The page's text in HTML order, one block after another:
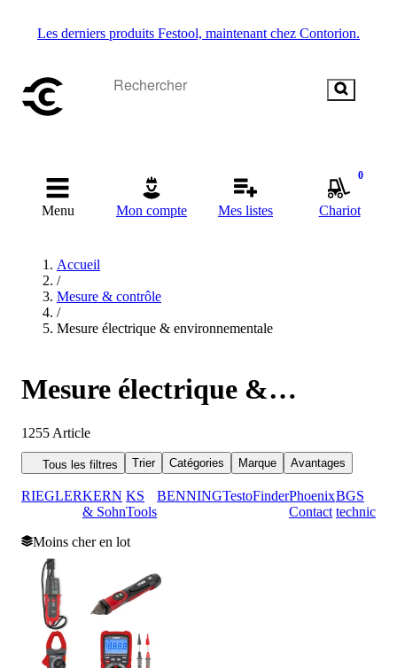
Les derniers produits Festool, maintenant chez Contorion.
Menu Mon compte Mes listes
0
Chariot
Accueil
/
Mesure & contrôle
/
Mesure électrique & environnementale
Mesure électrique &
environnementale
1255 Article
Tous les filtres Trier Catégories Marque Avantages
RIEGLERKERN
& Sohn
KS
Tools
BENNINGTestoFinderPhoenix
Contact
BGS
technic
Moins cher en lot